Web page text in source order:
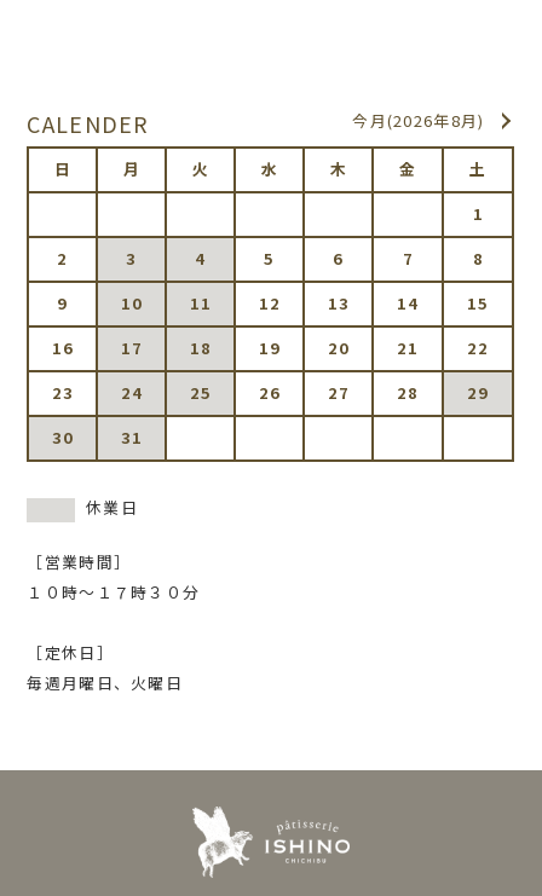
CALENDER 今月(2026年8月)
日 月 火 水 木 金
土
1
2
3 4 5 6 7
8
9
10 11 12 13 14
15
16
17 18 19 20 21
22
23
24 25 26 27 28
29
30
31
休業日
［営業時間］
１０時〜１７時３０分
［定休日］
毎週月曜日、火曜日